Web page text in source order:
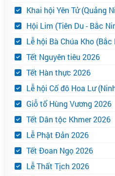
Khai hội Yên Tử (Quảng
Hội Lim (Tiên Du - Bắc
Lễ hội Bà Chúa Kho
Tết Nguyên tiêu 2026
Tết Hàn thực 2026
Lễ hội Cố đô Hoa Lư
Giỗ tổ Hùng Vương 2026
Tết Dân tộc Khmer 2026
Lễ Phật Đản 2026
Tết Đoan Ngọ 2026
Lễ Thất Tịch 2026